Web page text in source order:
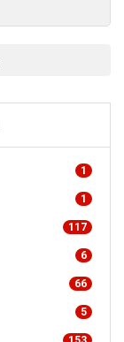
1
1
117
6
66
5